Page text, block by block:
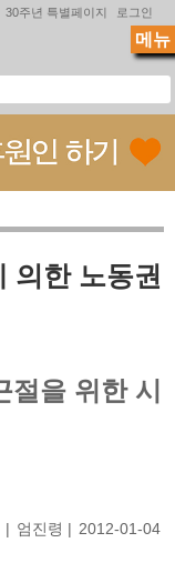
30주년 특별페이지 로그인
의한 노동권
을 위한 시
엄진령 2012-01-04
메뉴